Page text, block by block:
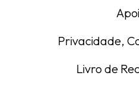
Privacidade,
Livro de